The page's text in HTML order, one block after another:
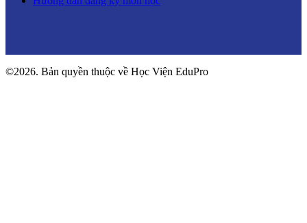
©2026. Bản quyền thuộc về Học Viện EduPro